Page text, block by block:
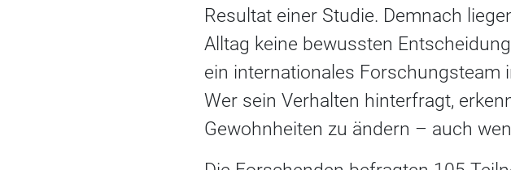
Resultat einer Studie. Demnach
Alltag keine bewussten
ein internationales Forschungsteam
Wer sein Verhalten hinterfragt,
Gewohnheiten zu ändern – auch